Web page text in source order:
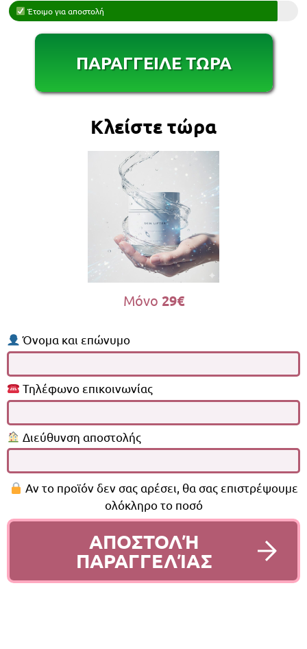
Έτοιμο για αποστολή
ΠΑΡΑΓΓΕΙΛΕ ΤΩΡΑ
Κλείστε τώρα
Μόνο 29€
Όνομα και επώνυμο
Τηλέφωνο επικοινωνίας
Διεύθυνση αποστολής
Αν το προϊόν δεν σας αρέσει, θα σας επιστρέψουμε
ολόκληρο το ποσό
ΑΠΟΣΤΟΛΉ
ΠΑΡΑΓΓΕΛΊΑΣ